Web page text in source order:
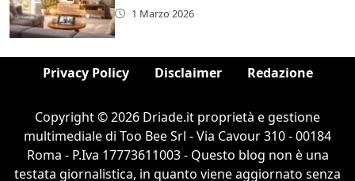
1 Marzo 2026
Privacy Policy Disclaimer Redazione
Copyright © 2026 Driade.it proprietà e gestione
multimediale di Too Bee Srl - Via Cavour 310 - 00184
Roma - P.Iva 17773611003 - Questo blog non è una
testata giornalistica, in quanto viene aggiornato senza